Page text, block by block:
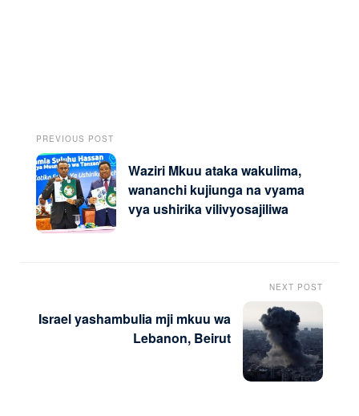
PREVIOUS POST
Waziri Mkuu ataka wakulima,
wananchi kujiunga na vyama
vya ushirika vilivyosajiliwa
NEXT POST
Israel yashambulia mji mkuu wa
Lebanon, Beirut